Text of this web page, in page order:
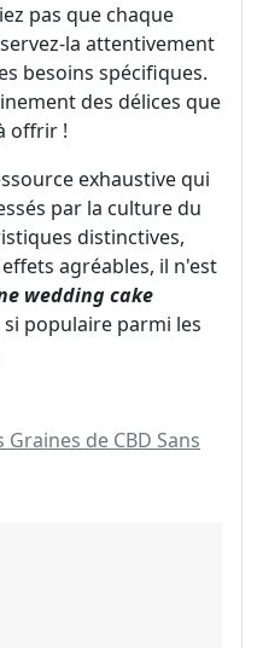
pas que chaque
la attentivement
besoins spécifiques.
des délices que
offrir !
exhaustive qui
par la culture du
distinctives,
agréables, il n'est
wedding cake
populaire parmi les
de CBD Sans